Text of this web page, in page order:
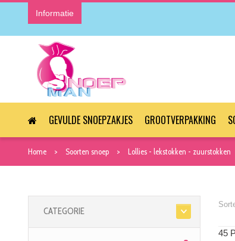
Informatie
GEVULDE SNOEPZAKJES GROOTVERPAKKING
Home Soorten snoep Lollies - lekstokken - zuurstokken
CATEGORIE
45